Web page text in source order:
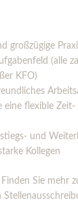
großzügige
(alle
KFO)
eine flexible
und
Kollegen
Finden Sie mehr